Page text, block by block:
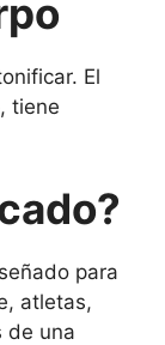
El
tiene
para
atletas,
de una